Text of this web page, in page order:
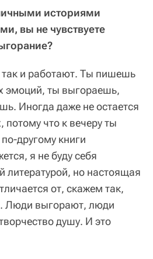
историями
вы не чувствуете
и работают. Ты пишешь
эмоций, ты выгораешь,
Иногда даже не остается
что к вечеру ты
другому книги
я не буду себя
литературой, но настоящая
от, скажем так,
Люди выгорают, люди
душу. И это